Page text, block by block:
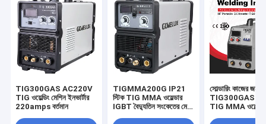
TIG300GAS AC220V
TIG ওয়েল্ডিং মেশিন ইনভার্টার
220amps বর্তমান
TIGMMA200G IP21
স্টিক TIG MMA ওয়েল্ডার
IGBT বৈদ্যুতিন সংকেতের মেরু
সোল্ডারিং কাজের জন্য
TIG300GAS
TIG MMA ওয়েল্ডার